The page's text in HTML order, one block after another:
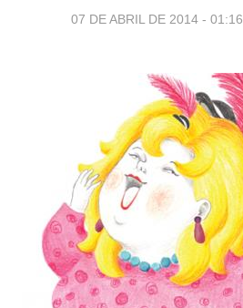
07 DE ABRIL DE 2014 - 01:16